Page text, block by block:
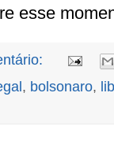
esse
, bolsonaro,